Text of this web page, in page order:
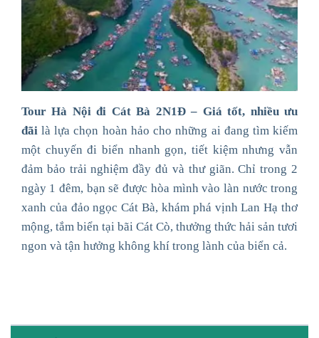
Tour Hà Nội đi Cát Bà 2N1Đ – Giá tốt, nhiều ưu
đãilà lựa chọn hoàn hảo cho những ai đang tìm kiếm
một chuyến đi biển nhanh gọn, tiết kiệm nhưng vẫn
đảm bảo trải nghiệm đầy đủ và thư giãn. Chỉ trong 2
ngày 1 đêm, bạn sẽ được hòa mình vào làn nước trong
xanh của đảo ngọc Cát Bà, khám phá vịnh Lan Hạ thơ
mộng, tắm biển tại bãi Cát Cò, thưởng thức hải sản tươi
ngon và tận hưởng không khí trong lành của biển cả.